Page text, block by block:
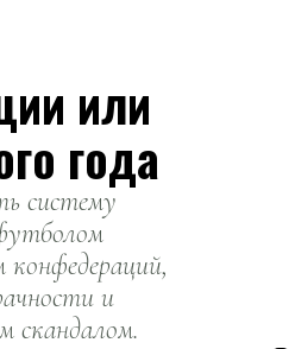
или
года
систему
конфедераций,
и
скандалом.